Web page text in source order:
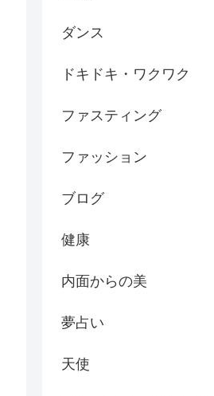
ダンス
ドキドキ・ワクワク
ファスティング
ファッション
ブログ
健康
内面からの美
夢占い
天使